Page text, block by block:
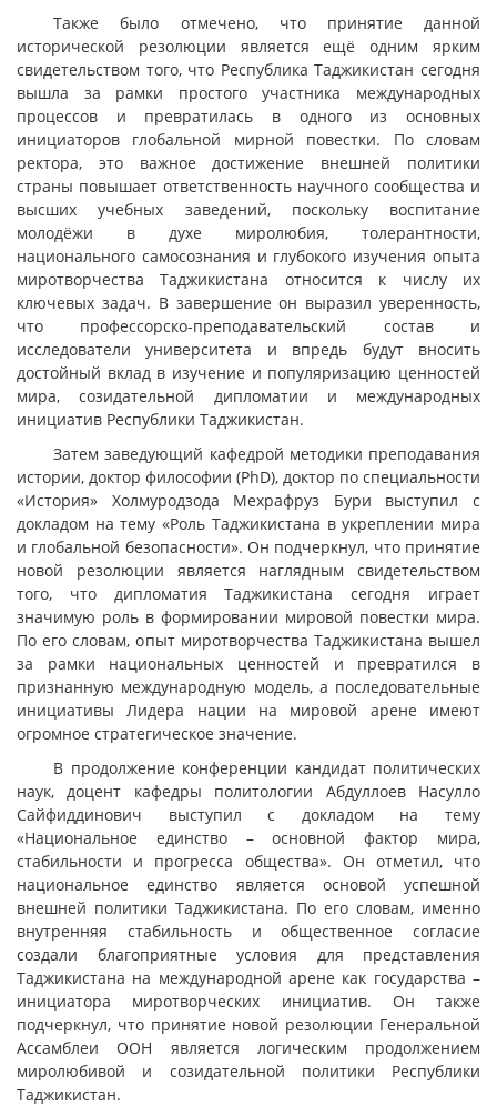
Также было отмечено, что принятие данной
исторической резолюции является ещё одним ярким
свидетельством того, что Республика Таджикистан сегодня
вышла за рамки простого участника международных
процессов и превратилась в одного из основных
инициаторов глобальной мирной повестки. По словам
ректора, это важное достижение внешней политики
страны повышает ответственность научного сообщества и
высших учебных заведений, поскольку воспитание
молодёжи в духе миролюбия, толерантности,
национального самосознания и глубокого изучения опыта
миротворчества Таджикистана относится к числу их
ключевых задач. В завершение он выразил уверенность,
что профессорско-преподавательский состав и
исследователи университета и впредь будут вносить
достойный вклад в изучение и популяризацию ценностей
мира, созидательной дипломатии и международных
инициатив Республики Таджикистан.
Затем заведующий кафедрой методики преподавания
истории, доктор философии (PhD), доктор по специальности
«История» Холмуродзода Мехрафруз Бури выступил с
докладом на тему «Роль Таджикистана в укреплении мира
и глобальной безопасности». Он подчеркнул, что принятие
новой резолюции является наглядным свидетельством
того, что дипломатия Таджикистана сегодня играет
значимую роль в формировании мировой повестки мира.
По его словам, опыт миротворчества Таджикистана вышел
за рамки национальных ценностей и превратился в
признанную международную модель, а последовательные
инициативы Лидера нации на мировой арене имеют
огромное стратегическое значение.
В продолжение конференции кандидат политических
наук, доцент кафедры политологии Абдуллоев Насулло
Сайфиддинович выступил с докладом на тему
«Национальное единство – основной фактор мира,
стабильности и прогресса общества». Он отметил, что
национальное единство является основой успешной
внешней политики Таджикистана. По его словам, именно
внутренняя стабильность и общественное согласие
создали благоприятные условия для представления
Таджикистана на международной арене как государства –
инициатора миротворческих инициатив. Он также
подчеркнул, что принятие новой резолюции Генеральной
Ассамблеи ООН является логическим продолжением
миролюбивой и созидательной политики Республики
Таджикистан.